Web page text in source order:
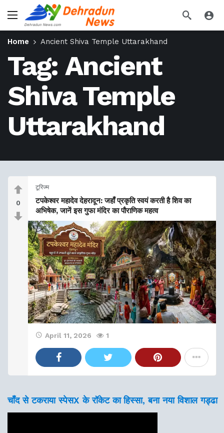
Home Ancient Shiva Temple Uttarakhand
Tag: Ancient
Shiva Temple
Uttarakhand
0
टूरिज्म
टपकेश्वर महादेव देहरादून: जहाँ प्रकृति स्वयं करती है शिव का
अभिषेक, जानें इस गुफा मंदिर का पौराणिक महत्व
April 11, 2026 1
चाँद से टकराया स्पेसX के रॉकेट का हिस्सा, बना नया विशाल गड्ढा